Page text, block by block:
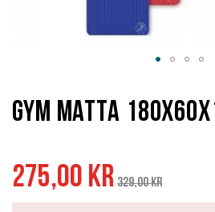
Specialpris
275,00 kr pris
329,00 kr
Gym Matta
början
av